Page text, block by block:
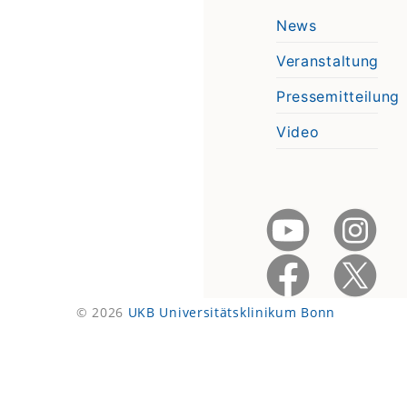
News
Veranstaltung
Pressemitteilung
Video
© 2026 UKB Universitätsklinikum Bonn